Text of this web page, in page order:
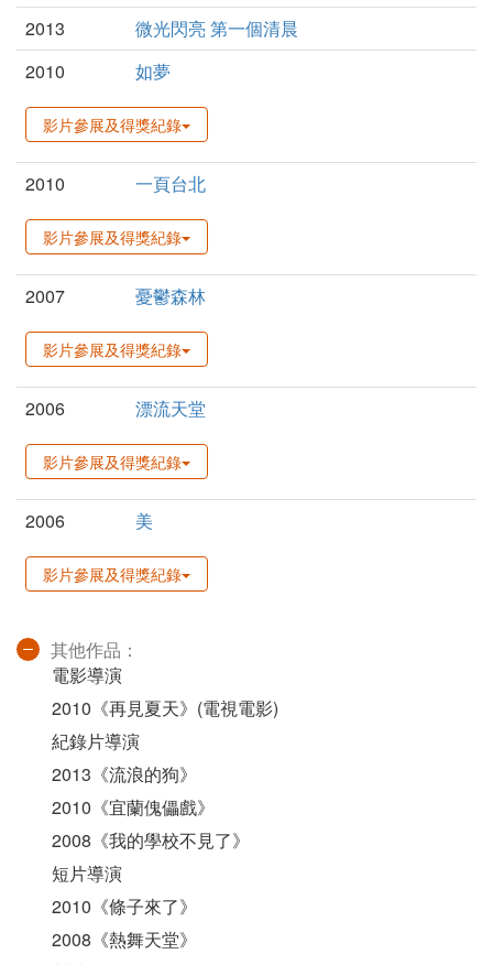
2013
微光閃亮 第一個清晨
2010
如夢
影片參展及得獎紀錄
2010 一頁台北
影片參展及得獎紀錄
2007 憂鬱森林
影片參展及得獎紀錄
2006 漂流天堂
影片參展及得獎紀錄
2006 美
影片參展及得獎紀錄
其他作品：
電影導演
2010《再見夏天》(電視電影)
紀錄片導演
2013《流浪的狗》
2010《宜蘭傀儡戲》
2008《我的學校不見了》
短片導演
2010《條子來了》
2008《熱舞天堂》